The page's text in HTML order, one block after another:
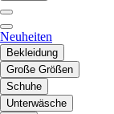
Neuheiten
Bekleidung
Große Größen
Schuhe
Unterwäsche